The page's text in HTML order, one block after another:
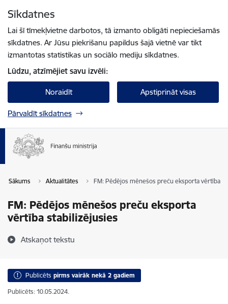
Sīkdatnes
Lai šī tīmekļvietne darbotos, tā izmanto obligāti nepieciešamās
sīkdatnes. Ar Jūsu piekrišanu papildus šajā vietnē var tikt
izmantotas statistikas un sociālo mediju sīkdatnes.
Lūdzu, atzīmējiet savu izvēli:
Noraidīt Apstiprināt visas
Pārvaldīt sīkdatnes
Sākums Aktualitātes FM: Pēdējos mēnešos preču eksporta vērtība
FM: Pēdējos mēnešos preču eksporta
vērtība stabilizējusies
Atskaņot tekstu
Publicēts pirms vairāk nekā 2 gadiem
Publicēts: 10.05.2024.